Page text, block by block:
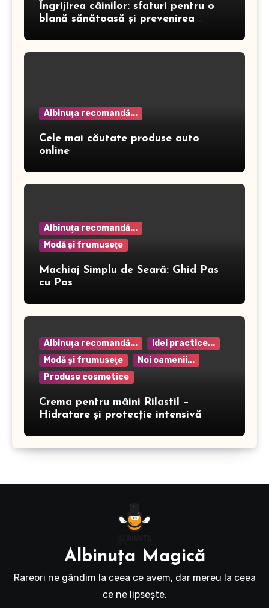
Îngrijirea câinilor: sfaturi pentru o
blană sănătoasă și prevenirea
Albinuţa recomandă...
Cele mai căutate produse auto
online
Albinuţa recomandă...
Modă şi frumuseţe
Machiaj Simplu de Seară: Ghid Pas
cu Pas
Albinuţa recomandă...
Idei practice...
Modă şi frumuseţe
Noi oamenii...
Produse cosmetice
Crema pentru mâini Rilastil –
Hidratare și protecție intensivă
Albinuţa Magică
Rareori ne gândim la ceea ce avem, dar mereu la ceea
ce ne lipseşte.